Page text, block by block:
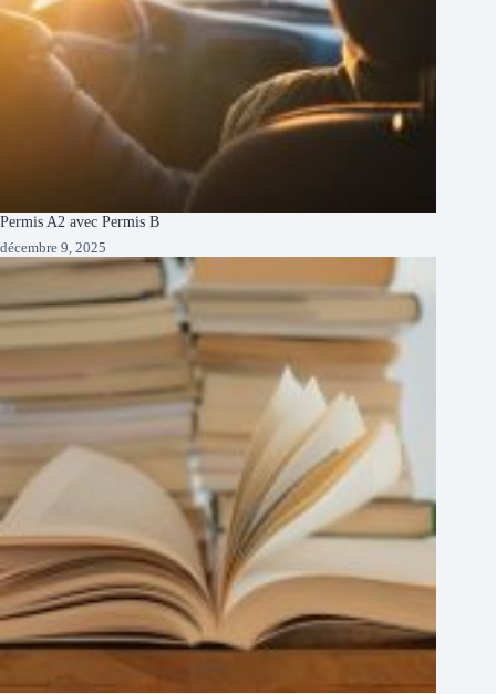
Permis A2 avec Permis B
décembre 9, 2025